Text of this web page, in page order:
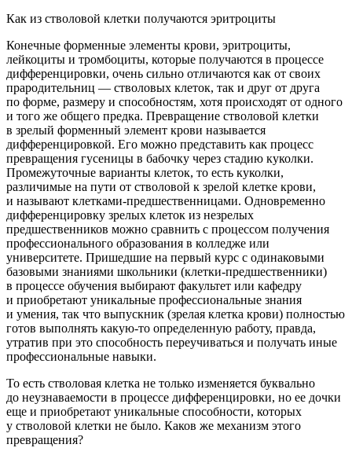
Как из стволовой клетки получаются эритроциты
Конечные форменные элементы крови, эритроциты,
лейкоциты и тромбоциты, которые получаются в процессе
дифференцировки, очень сильно отличаются как от своих
прародительниц — стволовых клеток, так и друг от друга
по форме, размеру и способностям, хотя происходят от одного
и того же общего предка. Превращение стволовой клетки
в зрелый форменный элемент крови называется
дифференцировкой. Его можно представить как процесс
превращения гусеницы в бабочку через стадию куколки.
Промежуточные варианты клеток, то есть куколки,
различимые на пути от стволовой к зрелой клетке крови,
и называют клетками-предшественницами. Одновременно
дифференцировку зрелых клеток из незрелых
предшественников можно сравнить с процессом получения
профессионального образования в колледже или
университете. Пришедшие на первый курс с одинаковыми
базовыми знаниями школьники (клетки-предшественники)
в процессе обучения выбирают факультет или кафедру
и приобретают уникальные профессиональные знания
и умения, так что выпускник (зрелая клетка крови) полностью
готов выполнять какую-то определенную работу, правда,
утратив при это способность переучиваться и получать иные
профессиональные навыки.
То есть стволовая клетка не только изменяется буквально
до неузнаваемости в процессе дифференцировки, но ее дочки
еще и приобретают уникальные способности, которых
у стволовой клетки не было. Каков же механизм этого
превращения?